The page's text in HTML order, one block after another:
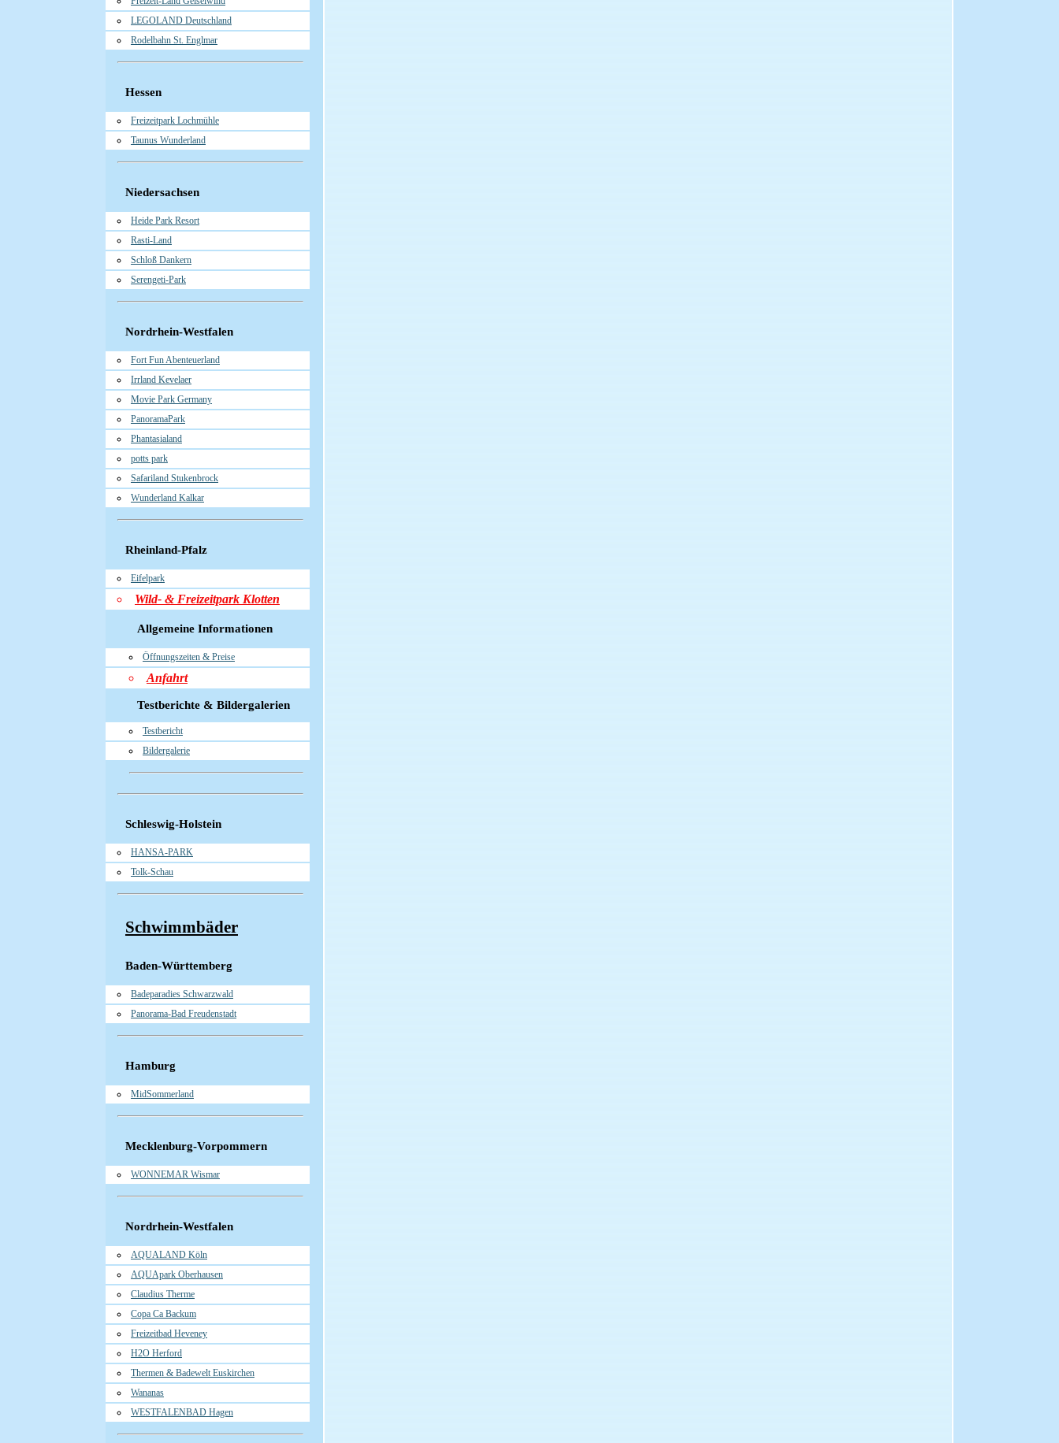
LEGOLAND Deutschland
Rodelbahn St. Englmar
Hessen
Freizeitpark Lochmühle
Taunus Wunderland
Niedersachsen
Heide Park Resort
Rasti-Land
Schloß Dankern
Serengeti-Park
Nordrhein-Westfalen
Fort Fun Abenteuerland
Irrland Kevelaer
Movie Park Germany
PanoramaPark
Phantasialand
potts park
Safariland Stukenbrock
Wunderland Kalkar
Rheinland-Pfalz
Eifelpark
Wild- & Freizeitpark Klotten
Allgemeine Informationen
Öffnungszeiten & Preise
Anfahrt
Testberichte & Bildergalerien
Testbericht
Bildergalerie
Schleswig-Holstein
HANSA-PARK
Tolk-Schau
Schwimmbäder
Baden-Württemberg
Badeparadies Schwarzwald
Panorama-Bad Freudenstadt
Hamburg
MidSommerland
Mecklenburg-Vorpommern
WONNEMAR Wismar
Nordrhein-Westfalen
AQUALAND Köln
AQUApark Oberhausen
Claudius Therme
Copa Ca Backum
Freizeitbad Heveney
H2O Herford
Thermen & Badewelt Euskirchen
Wananas
WESTFALENBAD Hagen